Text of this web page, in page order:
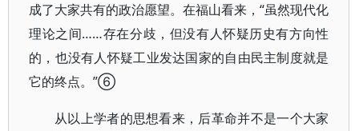
成了大家共有的政治愿望。在福山看来，“虽然现代化
理论之间……存在分歧，但没有人怀疑历史有方向性
的，也没有人怀疑工业发达国家的自由民主制度就是
它的终点。”⑥
从以上学者的思想看来，后革命并不是一个大家